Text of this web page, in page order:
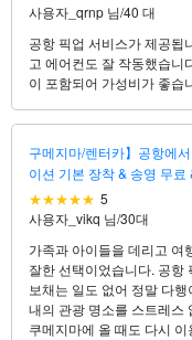
사용자_qrnp 님/40 대
공항 픽업 서비스가 제공됩
고 에어컨도 잘 작동했습니
이 포함되어 가성비가 좋습
구메지마/렌터카】공항에
이션 기본 장착 & 송영 무
5
사용자_vikq 님/30대
가족과 아이들을 데리고 여
잘한 선택이었습니다. 공항
보채는 일도 없어 정말 다
내의 관광 명소를 스트레스
쿠메지마에 올 때도 다시